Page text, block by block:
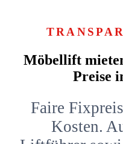
Möbellift
Preise
Faire
Kosten.